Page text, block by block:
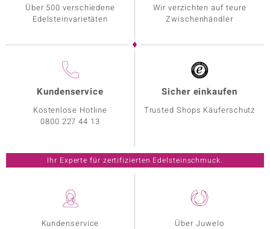
Kundenservice
Über Juwelo
Über 500 verschiedene
Edelsteinvarietäten
Wir verzichten auf teure
Zwischenhändler
Kundenservice
Kostenlose Hotline
0800 227 44 13
Sicher einkaufen
Trusted Shops Käuferschutz
Ihr Experte für zertifizierten Edelsteinschmuck.